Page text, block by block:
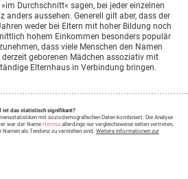
Durchschnitt« sagen, bei jeder einzelnen
anders aussehen. Generell gilt aber, dass der
weder bei Eltern mit hoher Bildung noch
hohem Einkommen besonders populär
dass viele Menschen den Namen
geborenen Mädchen assoziativ mit
Elternhaus in Verbindung bringen.
ist das statistisch signifikant?
mit soziodemografischen Daten kombiniert. Die Analyse
war der Name Hermia allerdings nur vergleichsweise selten vertreten,
als Tendenz zu verstehen sind. Weitere Informationen zur